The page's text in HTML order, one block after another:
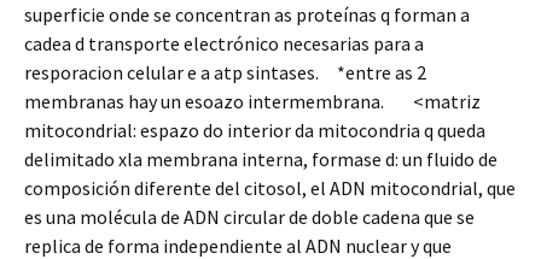
superficie onde se concentran as proteínas q forman a
cadea d transporte electrónico necesarias para a
resporacion celular e a atp sintases. *entre as 2
membranas hay un esoazo intermembrana. <matriz
mitocondrial: espazo do interior da mitocondria q queda
delimitado xla membrana interna, formase d: un fluido de
composición diferente del citosol, el ADN mitocondrial, que
es una molécula de ADN circular de doble cadena que se
replica de forma independiente al ADN nuclear y que